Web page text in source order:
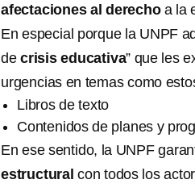
afectaciones al derechoa la
En especial porque la UNPF
de crisis educativa” que les
urgencias en temas como
Libros de texto
Contenidos de planes y
En ese sentido, la UNPF
estructural con todos los